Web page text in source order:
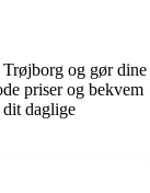
og gør dine
priser og bekvem
dit daglige